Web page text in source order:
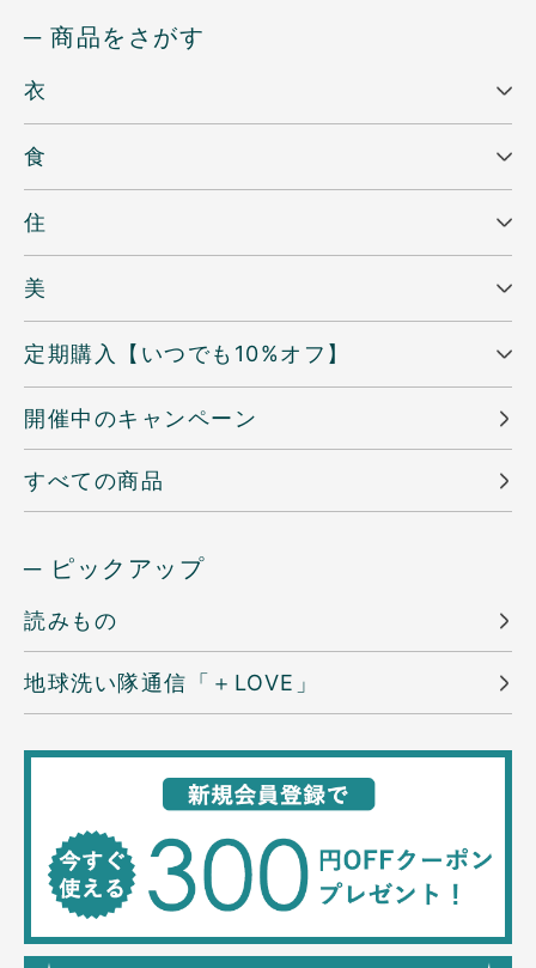
─ 商品をさがす
衣
食
住
美
定期購入【いつでも10%オフ】
開催中のキャンペーン
すべての商品
─ ピックアップ
読みもの
地球洗い隊通信「＋LOVE」